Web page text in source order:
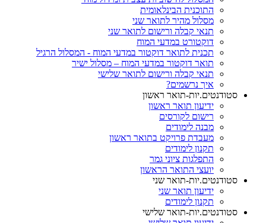
התוכנית הבינלאומית
מסלול מהיר לתואר שני
תנאי קבלה ורישום לתואר שני
דוקטורט במדעי המוח
תכנית לתואר דוקטור במדעי המוח - המסלול הרגיל
תואר דוקטור במדעי המוח – מסלול ישיר
תנאי קבלה ורישום לתואר שלישי
איך נרשמים?
סטודנטים.יות-תואר ראשון
ידיעון תואר ראשון
רישום לקורסים
מבנה לימודים
מעבדת פרויקט בתואר ראשון
תקנון לימודים
התפלגות ציוני גמר
יועצי התואר הראשון
סטודנטים.יות-תואר שני
ידיעון תואר שני
תקנון לימודים
סטודנטים.יות-תואר שלישי